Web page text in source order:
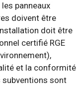
panneaux
doivent être
doit être
certifié RGE
et la conformité
subventions sont